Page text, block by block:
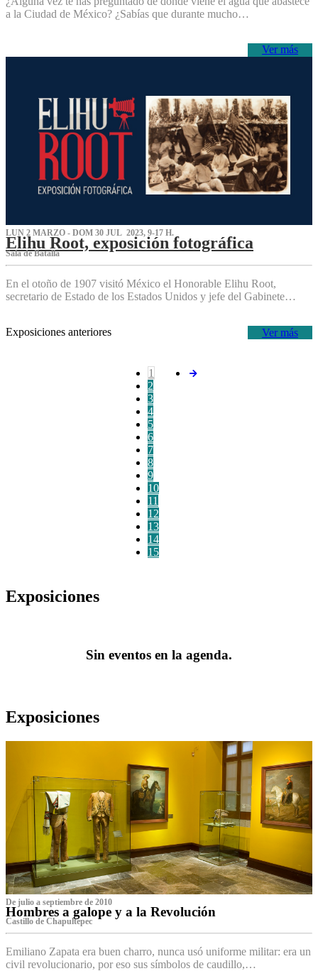
a la Ciudad de México? ¿Sabías que durante mucho…
Ver más
LUN 2 MARZO - DOM 30 JUL 2023, 9-17 H.
Elihu Root, exposición fotográfica
Sala de Batalla
En el otoño de 1907 visitó México el Honorable Elihu Root,
secretario de Estado de los Estados Unidos y jefe del Gabinete…
Ver más
Exposiciones anteriores
1
2
3
4
5
6
7
8
9
10
11
12
13
14
15
Exposiciones
Sin eventos en la agenda.
Exposiciones
De julio a septiembre de 2010
Hombres a galope y a la Revolución
Castillo de Chapultepec
Emiliano Zapata era buen charro, nunca usó uniforme militar: era un
civil revolucionario, por eso sus símbolos de caudillo,…